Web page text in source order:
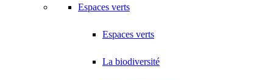
Espaces verts
Espaces verts
La biodiversité